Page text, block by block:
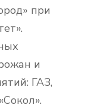
при
и
ГАЗ,